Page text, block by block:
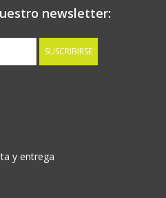
newsletter:
SUSCRIBIRSE
y entrega